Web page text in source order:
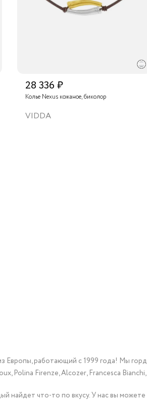
28 336 ₽
Колье Nexus кожаное, биколор
VIDDA
работающий с 1999 года! Мы
Polina Firenze, Alcozer, Francesca
найдет что-то по вкусу. У нас вы